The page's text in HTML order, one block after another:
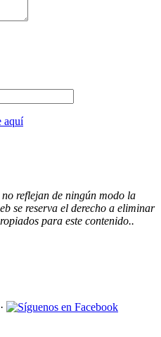
aquí
reflejan de ningún modo la
se reserva el derecho a eliminar
para este contenido..
·